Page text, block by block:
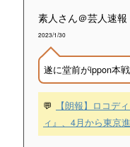
素人さん＠芸人速報
2023/1/30
遂に堂前がippon本
💬
【朗報】ロコデ
ィ』、4月から東京